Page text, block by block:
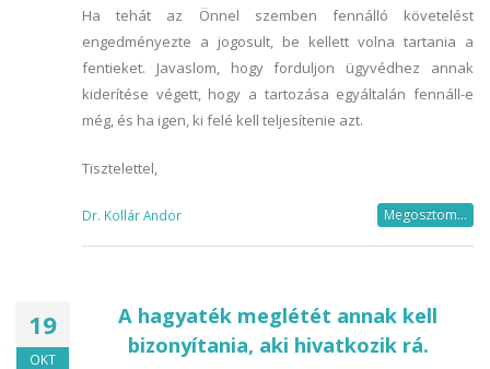
Ha tehát az Önnel szemben fennálló követelést
engedményezte a jogosult, be kellett volna tartania a
fentieket. Javaslom, hogy forduljon ügyvédhez annak
kiderítése végett, hogy a tartozása egyáltalán fennáll-e
még, és ha igen, ki felé kell teljesítenie azt.
Tisztelettel,
Dr. Kollár Andor Megosztom...
19
OKT
A hagyaték meglétét annak kell
bizonyítania, aki hivatkozik rá.